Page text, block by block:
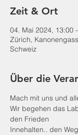
Zeit & Ort
04. Mai 2024, 13:00
Zürich,
Schweiz
Über die
Mach mit uns und
Wir begehen das
den Frieden
Innehalten.. den